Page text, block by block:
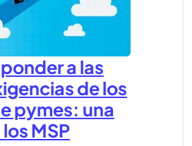
a las
de los
pymes: una
MSP